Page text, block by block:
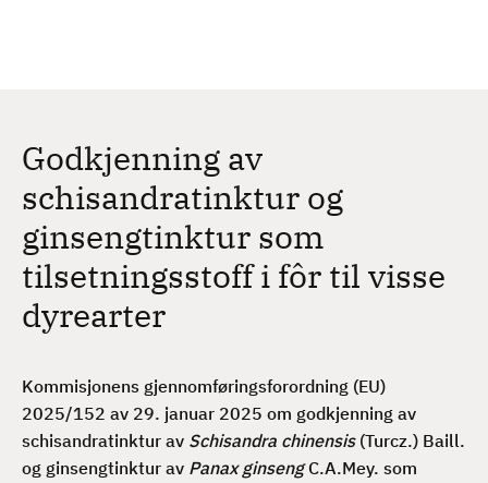
Godkjenning av
schisandratinktur og
ginsengtinktur som
tilsetningsstoff i fôr til visse
dyrearter
Kommisjonens gjennomføringsforordning (EU)
2025/152 av 29. januar 2025 om godkjenning av
schisandratinktur av Schisandra chinensis(Turcz.) Baill.
og ginsengtinktur av Panax ginsengC.A.Mey. som